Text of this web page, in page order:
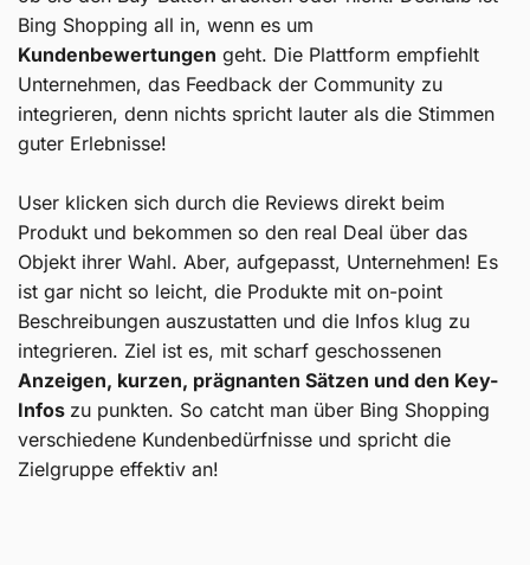
Bing Shopping all in, wenn es um
Kundenbewertungen geht. Die Plattform empfiehlt
Unternehmen, das Feedback der Community zu
integrieren, denn nichts spricht lauter als die Stimmen
guter Erlebnisse!
User klicken sich durch die Reviews direkt beim
Produkt und bekommen so den real Deal über das
Objekt ihrer Wahl. Aber, aufgepasst, Unternehmen! Es
ist gar nicht so leicht, die Produkte mit on-point
Beschreibungen auszustatten und die Infos klug zu
integrieren. Ziel ist es, mit scharf geschossenen
Anzeigen, kurzen, prägnanten Sätzen und den Key-
Infos zu punkten. So catcht man über Bing Shopping
verschiedene Kundenbedürfnisse und spricht die
Zielgruppe effektiv an!